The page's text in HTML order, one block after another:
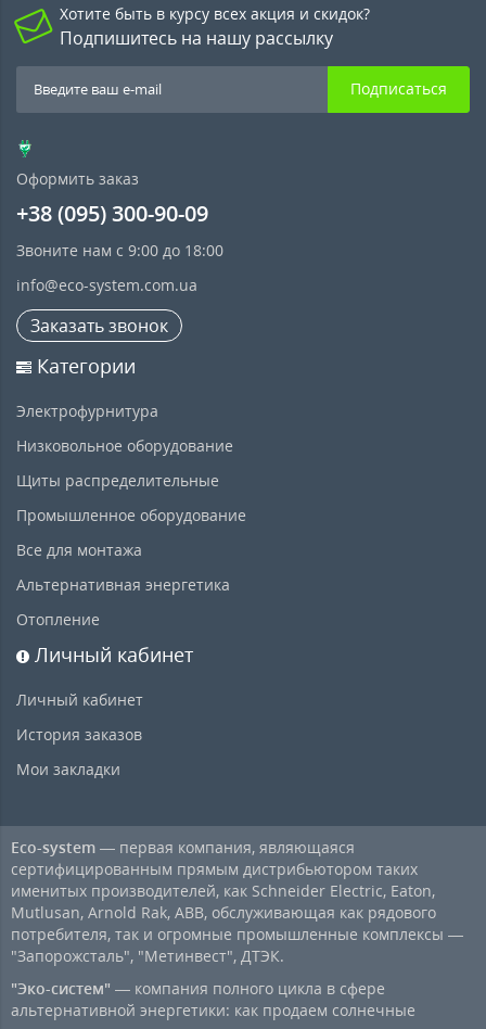
Хотите быть в курсу всех акция и скидок?
Подпишитесь на нашу рассылку
Подписаться
Оформить заказ
+38 (095) 300-90-09
Звоните нам с 9:00 до 18:00
info@eco-system.com.ua
Заказать звонок
Категории
Электрофурнитура
Низковольное оборудование
Щиты распределительные
Промышленное оборудование
Все для монтажа
Альтернативная энергетика
Отопление
Личный кабинет
Личный кабинет
История заказов
Мои закладки
Eco-system — первая компания, являющаяся
сертифицированным прямым дистрибьютором таких
именитых производителей, как Schneider Electric, Eaton,
Mutlusan, Arnold Rak, ABB, обслуживающая как рядового
потребителя, так и огромные промышленные комплексы —
"Запорожсталь", "Метинвест", ДТЭК.
"Эко-систем" — компания полного цикла в сфере
альтернативной энергетики: как продаем солнечные